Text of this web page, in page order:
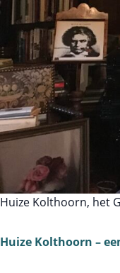
Huize Kolthoorn, het
Huize Kolthoorn –